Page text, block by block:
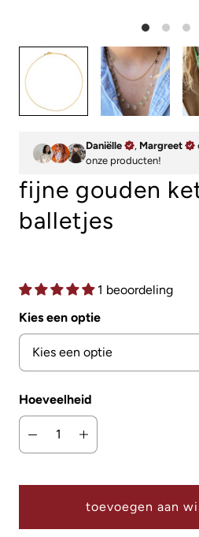
Daniëlle , Margreet
onze producten!
fijne gouden
balletjes
1 beoordeling
Kies een optie
Hoeveelheid
toevoegen aan